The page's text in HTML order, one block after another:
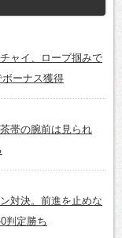
ャイ、ロープ掴みで
ーナス獲得
帯の腕前は見られ
対決。前進を止めな
判定勝ち